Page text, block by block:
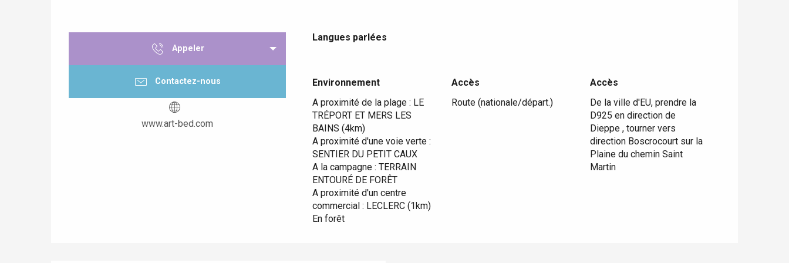
Appeler
Contactez-nous
www.art-bed.com
Langues parlées
Langues parlées
Environnement
Environnement
A proximité de la plage : LE
TRÉPORT ET MERS LES
BAINS (4km)
A proximité d'une voie verte :
SENTIER DU PETIT CAUX
A la campagne : TERRAIN
ENTOURÉ DE FORÊT
A proximité d'un centre
commercial : LECLERC (1km)
En forêt
Accès
Accès
Route (nationale/départ.)
Accès
Accès
De la ville d'EU, prendre la
D925 en direction de
Dieppe , tourner vers
direction Boscrocourt sur la
Plaine du chemin Saint
Martin